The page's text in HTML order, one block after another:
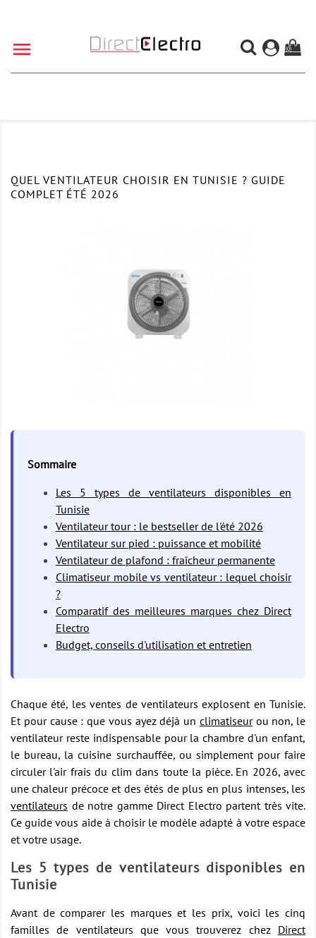
 (0)
QUEL VENTILATEUR CHOISIR EN TUNISIE ? GUIDE
COMPLET ÉTÉ 2026
Sommaire
Les 5 types de ventilateurs disponibles en
Tunisie
Ventilateur tour : le bestseller de l'été 2026
Ventilateur sur pied : puissance et mobilité
Ventilateur de plafond : fraîcheur permanente
Climatiseur mobile vs ventilateur : lequel choisir
?
Comparatif des meilleures marques chez Direct
Electro
Budget, conseils d'utilisation et entretien
Chaque été, les ventes de ventilateurs explosent en Tunisie.
Et pour cause : que vous ayez déjà un climatiseurou non, le
ventilateur reste indispensable pour la chambre d'un enfant,
le bureau, la cuisine surchauffée, ou simplement pour faire
circuler l'air frais du clim dans toute la pièce. En 2026, avec
une chaleur précoce et des étés de plus en plus intenses, les
ventilateurs de notre gamme Direct Electro partent très vite.
Ce guide vous aide à choisir le modèle adapté à votre espace
et votre usage.
Les 5 types de ventilateurs disponibles en
Tunisie
Avant de comparer les marques et les prix, voici les cinq
familles de ventilateurs que vous trouverez chez Direct